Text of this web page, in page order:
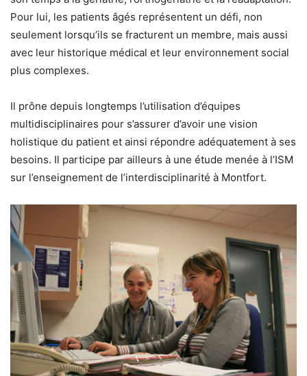
Pour lui, les patients âgés représentent un défi, non
seulement lorsqu’ils se fracturent un membre, mais aussi
avec leur historique médical et leur environnement social
plus complexes.
Il prône depuis longtemps l’utilisation d’équipes
multidisciplinaires pour s’assurer d’avoir une vision
holistique du patient et ainsi répondre adéquatement à ses
besoins. Il participe par ailleurs à une étude menée à l’ISM
sur l’enseignement de l’interdisciplinarité à Montfort.